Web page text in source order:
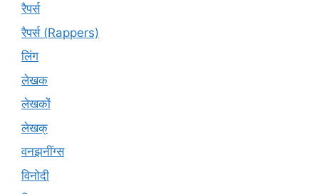
रैपर्स
रैपर्स (Rappers)
लिंग
लेखक
लेखकों
लेखक्
वनझनींग्स
विनोदी